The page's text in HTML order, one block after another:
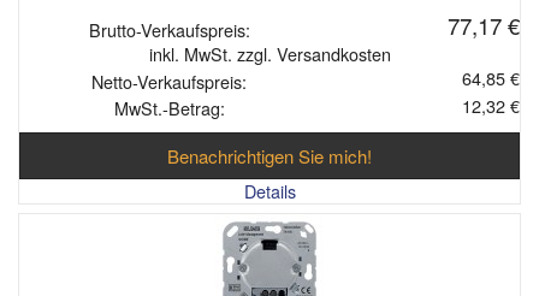
Brutto-Verkaufspreis: 77,17 €
inkl. MwSt. zzgl. Versandkosten
Netto-Verkaufspreis:
64,85 €
MwSt.-Betrag:
12,32 €
Benachrichtigen Sie mich!
Details